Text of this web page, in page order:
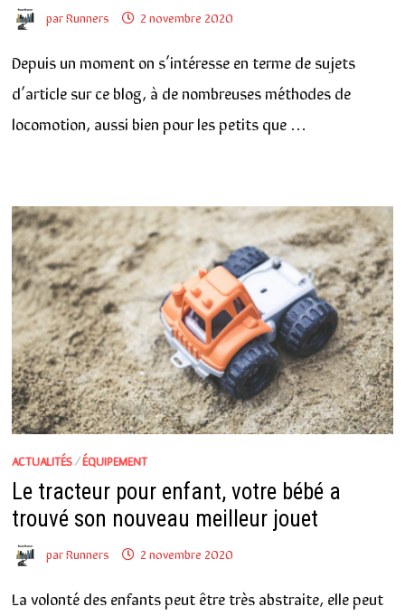
parRunners 2 novembre 2020
Depuis un moment on s’intéresse en terme de sujets
d’article sur ce blog, à de nombreuses méthodes de
locomotion, aussi bien pour les petits que …
ACTUALITÉS/ÉQUIPEMENT
Le tracteur pour enfant, votre bébé a
trouvé son nouveau meilleur jouet
parRunners 2 novembre 2020
La volonté des enfants peut être très abstraite, elle peut